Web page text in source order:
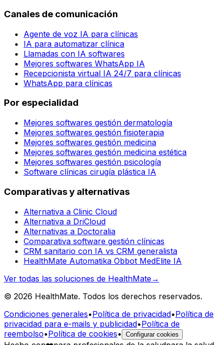
Canales de comunicación
Agente de voz IA para clínicas
IA para automatizar clínica
Llamadas con IA softwares
Mejores softwares WhatsApp IA
Recepcionista virtual IA 24/7 para clínicas
WhatsApp para clínicas
Por especialidad
Mejores softwares gestión dermatología
Mejores softwares gestión fisioterapia
Mejores softwares gestión medicina
Mejores softwares gestión medicina estética
Mejores softwares gestión psicología
Software clínicas cirugía plástica IA
Comparativas y alternativas
Alternativa a Clinic Cloud
Alternativa a DriCloud
Alternativas a Doctoralia
Comparativa software gestión clínicas
CRM sanitario con IA vs CRM generalista
HealthMate Automatika Obbot MedElite IA
Ver todas las soluciones de HealthMate→
© 2026 HealthMate. Todos los derechos reservados.
Condiciones generales•Política de privacidad•Política de
privacidad para e-mails y publicidad•Política de
reembolso•Política de cookies• Configurar cookies